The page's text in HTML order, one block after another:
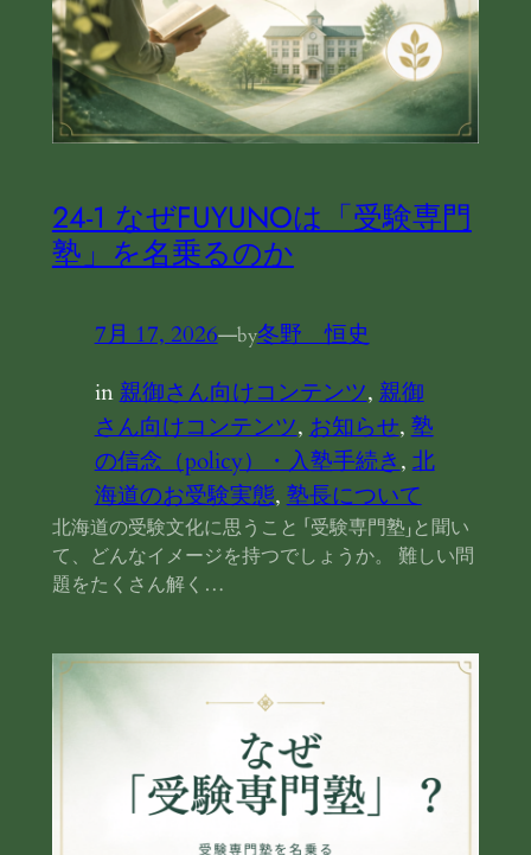
24‐1 なぜFUYUNOは「受験専門
塾」を名乗るのか
7月 17, 2026—by冬野 恒史
in親御さん向けコンテンツ, 親御
さん向けコンテンツ, お知らせ, 塾
の信念（policy）・入塾手続き, 北
海道のお受験実態, 塾長について
北海道の受験文化に思うこと 「受験専門塾」と聞い
て、どんなイメージを持つでしょうか。 難しい問
題をたくさん解く…